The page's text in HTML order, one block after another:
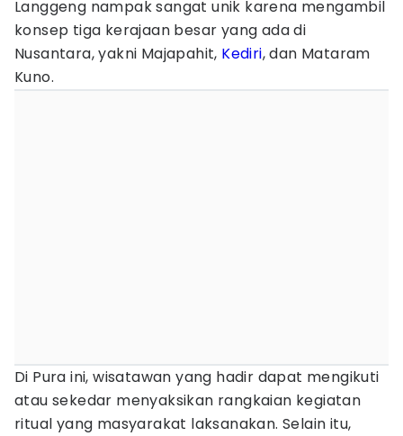
Langgeng nampak sangat unik karena mengambil
konsep tiga kerajaan besar yang ada di
Nusantara, yakni Majapahit, Kediri, dan Mataram
Kuno.
Di Pura ini, wisatawan yang hadir dapat mengikuti
atau sekedar menyaksikan rangkaian kegiatan
ritual yang masyarakat laksanakan. Selain itu,